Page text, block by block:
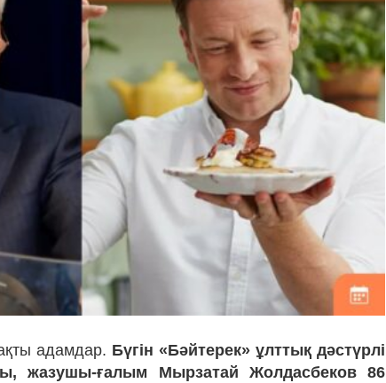
адамдар. Бүгін «Бәйтерек» ұлттық дәстүрлі
жазушы-ғалым Мырзатай Жолдасбеков 86